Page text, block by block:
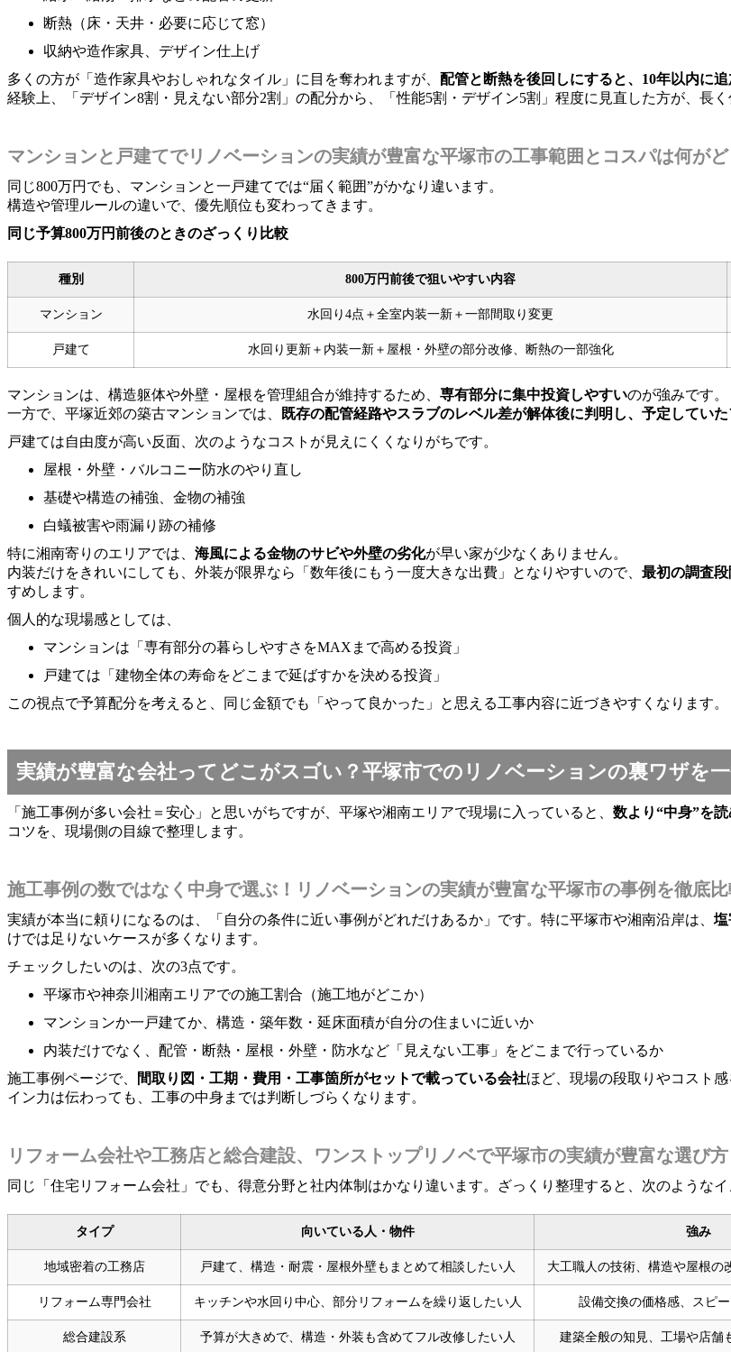
断熱（床・天井・必要に応じて窓）
収納や造作家具、デザイン仕上げ
多くの方が「造作家具やおしゃれなタイル」に目を奪われますが、 配管と断熱を後回しにすると、10年以内に
経験上、「デザイン8割・見えない部分2割」の配分から、「性能5割・デザイン5割」程度に見直した方が、長く
マンションと戸建てでリノベーションの実績が豊富な平塚市の工事範囲とコスパは何がど
同じ800万円でも、マンションと一戸建てでは“届く範囲”がかなり違います。
構造や管理ルールの違いで、優先順位も変わってきます。
同じ予算800万円前後のときのざっくり比較
種別 800万円前後で狙いやすい内容
マンション 水回り4点＋全室内装一新＋一部間取り変更
戸建て 水回り更新＋内装一新＋屋根・外壁の部分改修、断熱の一部強化
マンションは、構造躯体や外壁・屋根を管理組合が維持するため、 専有部分に集中投資しやすいのが強みです。
一方で、平塚近郊の築古マンションでは、
既存の配管経路やスラブのレベル差が解体後に判明し、予定してい
戸建ては自由度が高い反面、次のようなコストが見えにくくなりがちです。
屋根・外壁・バルコニー防水のやり直し
基礎や構造の補強、金物の補強
白蟻被害や雨漏り跡の補修
特に湘南寄りのエリアでは、 海風による金物のサビや外壁の劣化が早い家が少なくありません。
内装だけをきれいにしても、外装が限界なら「数年後にもう一度大きな出費」となりやすいので、 最初の調査
すめします。
個人的な現場感としては、
マンションは「専有部分の暮らしやすさをMAXまで高める投資」
戸建ては「建物全体の寿命をどこまで延ばすかを決める投資」
この視点で予算配分を考えると、同じ金額でも「やって良かった」と思える工事内容に近づきやすくなります。
実績が豊富な会社ってどこがスゴい？平塚市でのリノベーションの裏ワザを
「施工事例が多い会社＝安心」と思いがちですが、平塚や湘南エリアで現場に入っていると、 数より“中身”を
コツを、現場側の目線で整理します。
施工事例の数ではなく中身で選ぶ！リノベーションの実績が豊富な平塚市の事例を徹底
実績が本当に頼りになるのは、「自分の条件に近い事例がどれだけあるか」です。特に平塚市や湘南沿岸は、 塩
けでは足りないケースが多くなります。
チェックしたいのは、次の3点です。
平塚市や神奈川湘南エリアでの施工割合（施工地がどこか）
マンションか一戸建てか、構造・築年数・延床面積が自分の住まいに近いか
内装だけでなく、配管・断熱・屋根・外壁・防水など「見えない工事」をどこまで行っているか
施工事例ページで、
間取り図・工期・費用・工事箇所がセットで載っている会社ほど、現場の段取りやコスト
イン力は伝わっても、工事の中身までは判断しづらくなります。
リフォーム会社や工務店と総合建設、ワンストップリノベで平塚市の実績が豊富な選び
同じ「住宅リフォーム会社」でも、得意分野と社内体制はかなり違います。ざっくり整理すると、次のようなイ
タイプ 向いている人・物件 強み
地域密着の工務店 戸建て、構造・耐震・屋根外壁もまとめて相談したい人 大工職人の技術、構造や屋根の
リフォーム専門会社 キッチンや水回り中心、部分リフォームを繰り返したい人 設備交換の価格感、スピ
総合建設系 予算が大きめで、構造・外装も含めてフル改修したい人 建築全般の知見、工場や店舗